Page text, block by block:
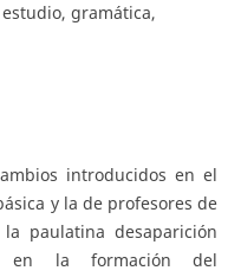
gramática,
introducidos en el
y la de profesores de
paulatina desaparición
en la formación del